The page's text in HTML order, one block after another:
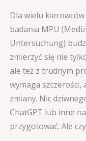
Dla wielu
badania MPU
Untersuchung)
zmierzyć się nie
ale też z trudnym
wymaga
zmiany. Nic
ChatGPT lub inne
przygotować. Ale czy